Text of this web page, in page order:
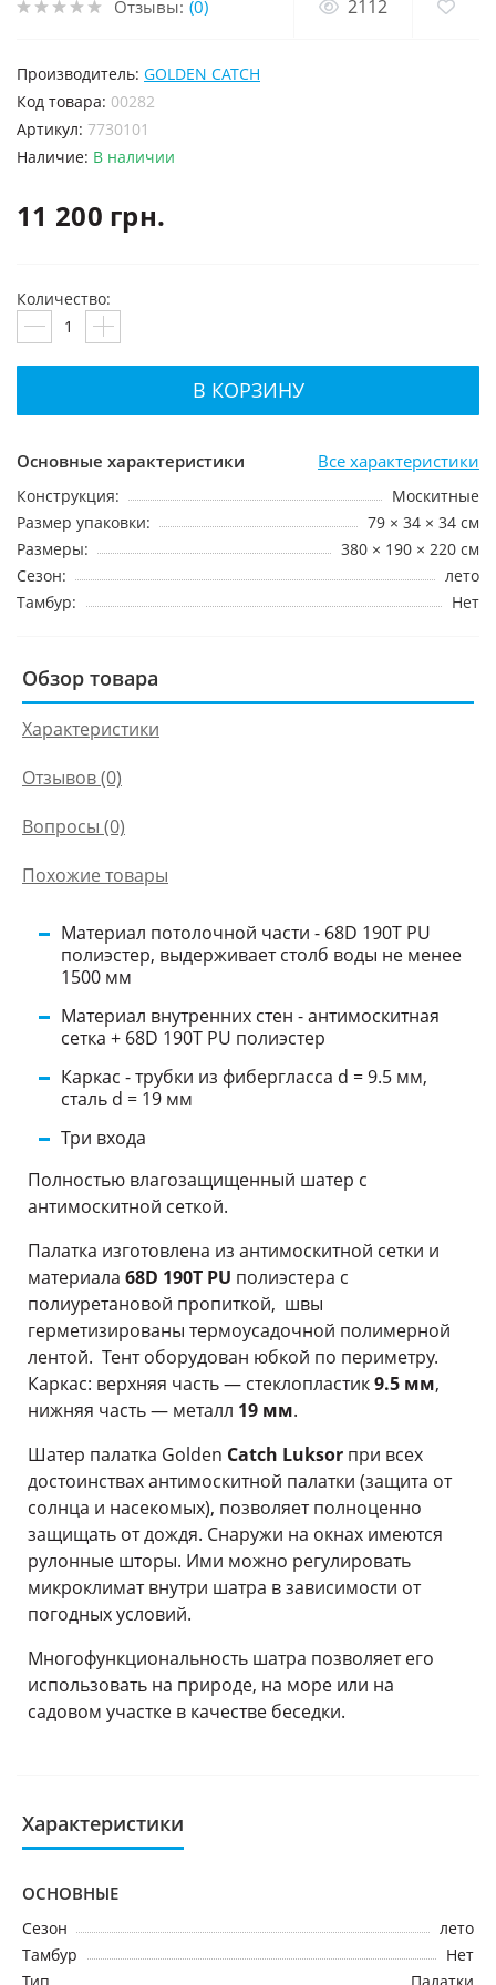
Отзывы: (0) 2112
Производитель: GOLDEN CATCH
код товара: 00282
Артикул: 7730101
Наличие: В наличии
11 200 грн.
Основные характеристики Все характеристики
Конструкция:
Москитные
Размер упаковки:
79 × 34 × 34 см
Размеры:
380 × 190 × 220 см
Сезон:
лето
Тамбур:
Нет
Количество:
В КОРЗИНУ
Обзор товара
Характеристики
Отзывов (0)
Вопросы (0)
Похожие товары
Материал потолочной части - 68D 190T PU
полиэстер, выдерживает столб воды не менее
1500 мм
Материал внутренних стен - антимоскитная
сетка + 68D 190Т PU полиэстер
Каркас - трубки из фибергласса d = 9.5 мм,
сталь d = 19 мм
Три входа
Полностью влагозащищенный шатер с
антимоскитной сеткой.
Палатка изготовлена из антимоскитной сетки и
материала 68D 190T PU полиэстера с
полиуретановой пропиткой, швы
герметизированы термоусадочной полимерной
лентой. Тент оборудован юбкой по периметру.
Каркас: верхняя часть — стеклопластик9.5 мм,
нижняя часть — металл 19 мм.
Шатер палатка Golden Catch Luksor при всех
достоинствах антимоскитной палатки (защита от
солнца и насекомых), позволяет полноценно
защищать от дождя. Снаружи на окнах имеются
рулонные шторы. Ими можно регулировать
микроклимат внутри шатра в зависимости от
погодных условий.
Многофункциональность шатра позволяет его
использовать на природе, на море или на
садовом участке в качестве беседки.
Характеристики
ОСНОВНЫЕ
Сезон
лето
Тамбур
Нет